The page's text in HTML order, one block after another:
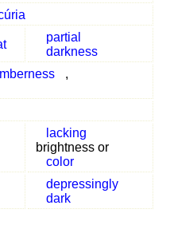
partial
darkness
,
lacking
brightness or
color
depressingly
dark